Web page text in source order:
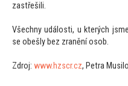
zastřešili.
Všechny události, u kterých
se obešly bez zranění osob.
Zdroj: www.hzscr.cz, Petra